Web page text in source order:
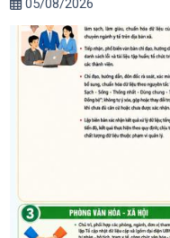
05/08/2026